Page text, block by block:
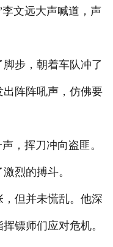
文远大声喊道，声
步，朝着车队冲了
阵阵吼声，仿佛要
，挥刀冲向盗匪。
烈的搏斗。
但并未慌乱。他深
镖师们应对危机。